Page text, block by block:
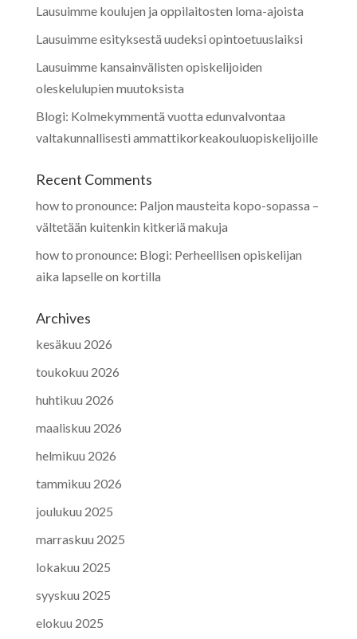
Lausuimme koulujen ja oppilaitosten loma-ajoista
Lausuimme esityksestä uudeksi opintoetuuslaiksi
Lausuimme kansainvälisten opiskelijoiden
oleskelulupien muutoksista
Blogi: Kolmekymmentä vuotta edunvalvontaa
valtakunnallisesti ammattikorkeakouluopiskelijoille
Recent Comments
how to pronounce: Paljon mausteita kopo-sopassa –
vältetään kuitenkin kitkeriä makuja
how to pronounce: Blogi: Perheellisen opiskelijan
aika lapselle on kortilla
Archives
kesäkuu 2026
toukokuu 2026
huhtikuu 2026
maaliskuu 2026
helmikuu 2026
tammikuu 2026
joulukuu 2025
marraskuu 2025
lokakuu 2025
syyskuu 2025
elokuu 2025